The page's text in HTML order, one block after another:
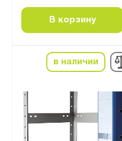
В корзину
в наличии